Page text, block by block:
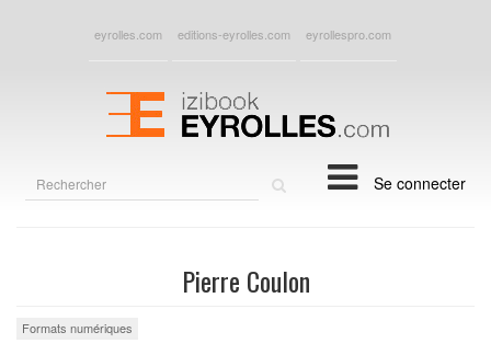
eyrolles.com editions-eyrolles.com eyrollespro.com
Se connecter
Pierre Coulon
Formats numériques